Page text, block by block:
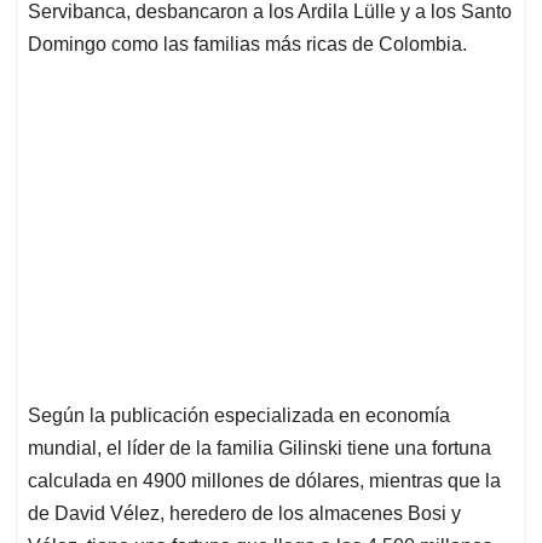
Servibanca, desbancaron a los Ardila Lülle y a los Santo
Domingo como las familias más ricas de Colombia.
Según la publicación especializada en economía
mundial, el líder de la familia Gilinski tiene una fortuna
calculada en 4900 millones de dólares, mientras que la
de David Vélez, heredero de los almacenes Bosi y